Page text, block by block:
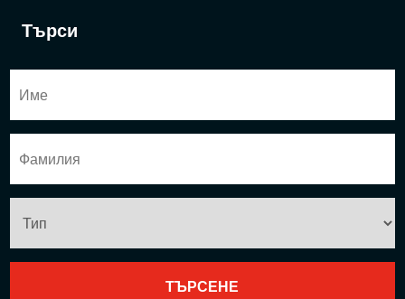
Търси